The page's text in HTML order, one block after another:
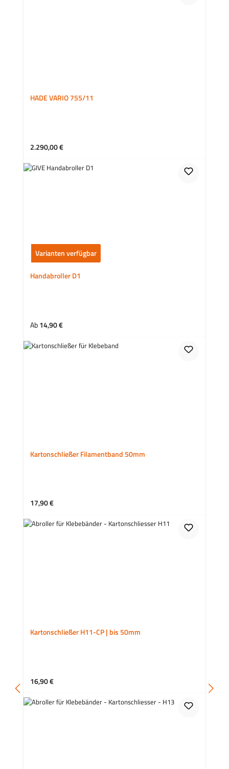
HADE VARIO 755/11
Regulärer Preis:
2.290,00 €
Varianten verfügbar
Handabroller D1
Regulärer Preis:
Ab14,90 €
Kartonschließer Filamentband 50mm
Regulärer Preis:
17,90 €
Kartonschließer H11-CP | bis 50mm
Regulärer Preis:
16,90 €